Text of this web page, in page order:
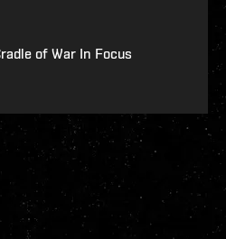
of War In Focus